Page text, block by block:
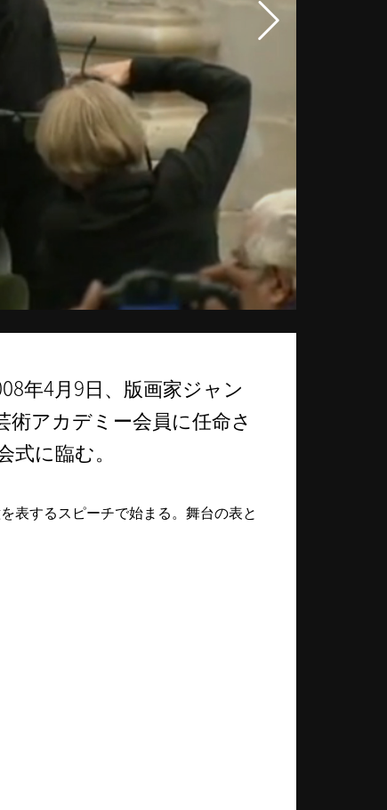
年4月9日、版画家ジャン
アカデミー会員に任命さ
に臨む。
表するスピーチで始まる。舞台の表と